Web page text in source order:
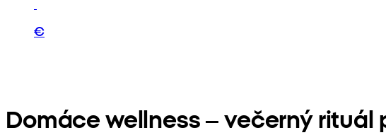
€
Domáce wellness – večerný rituál